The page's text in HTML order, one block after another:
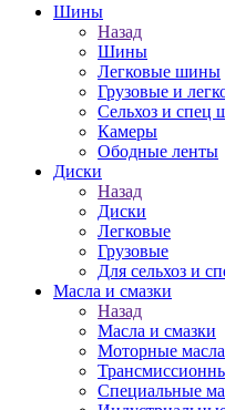
Шины
Назад
Шины
Легковые шины
Грузовые и
Сельхоз и спец
Камеры
Ободные ленты
Диски
Назад
Диски
Легковые
Грузовые
Для сельхоз и
Масла и смазки
Назад
Масла и смазки
Моторные масла
Специальные